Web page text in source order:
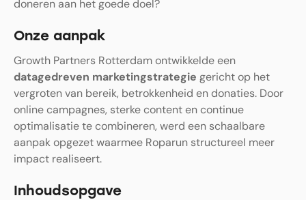
doneren aan het goede doel?
Onze aanpak
Growth Partners Rotterdam ontwikkelde een
datagedreven marketingstrategie gericht op het
vergroten van bereik, betrokkenheid en donaties. Door
online campagnes, sterke content en continue
optimalisatie te combineren, werd een schaalbare
aanpak opgezet waarmee Roparun structureel meer
impact realiseert.
Inhoudsopgave